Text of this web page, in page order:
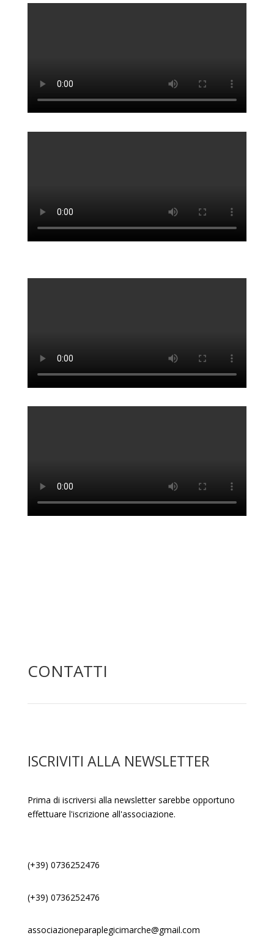
CONTATTI
ISCRIVITI ALLA NEWSLETTER
Prima di iscriversi alla newsletter sarebbe opportuno
effettuare l'iscrizione all'associazione.
(+39) 0736252476
(+39) 0736252476
associazioneparaplegicimarche@gmail.com